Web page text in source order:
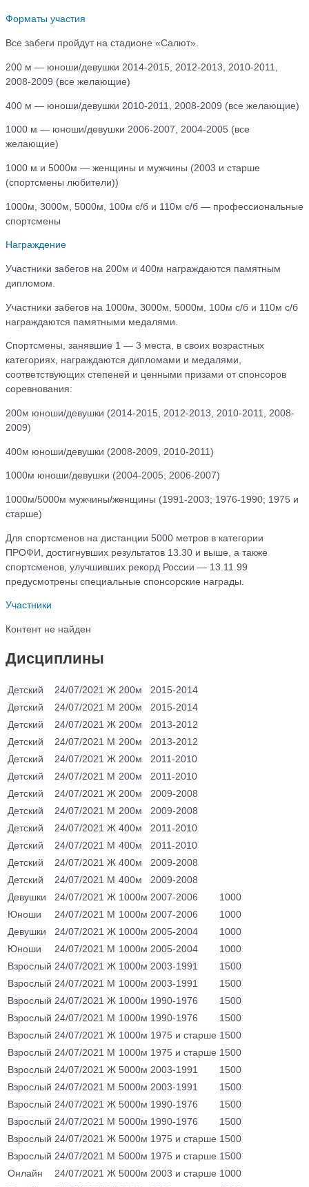
Форматы участия
Все забеги пройдут на стадионе «Салют».
200 м — юноши/девушки 2014-2015, 2012-2013, 2010-2011,
2008-2009 (все желающие)
400 м — юноши/девушки 2010-2011, 2008-2009 (все желающие)
1000 м — юноши/девушки 2006-2007, 2004-2005 (все
желающие)
1000 м и 5000м — женщины и мужчины (2003 и старше
(спортсмены любители))
1000м, 3000м, 5000м, 100м с/б и 110м с/б — профессиональные
спортсмены
Награждение
Участники забегов на 200м и 400м награждаются памятным
дипломом.
Участники забегов на 1000м, 3000м, 5000м, 100м с/б и 110м с/б
награждаются памятными медалями.
Спортсмены, занявшие 1 — 3 места, в своих возрастных
категориях, награждаются дипломами и медалями,
соответствующих степеней и ценными призами от спонсоров
соревнования:
200м юноши/девушки (2014-2015, 2012-2013, 2010-2011, 2008-
2009)
400м юноши/девушки (2008-2009, 2010-2011)
1000м юноши/девушки (2004-2005; 2006-2007)
1000м/5000м мужчины/женщины (1991-2003; 1976-1990; 1975 и
старше)
Для спортсменов на дистанции 5000 метров в категории
ПРОФИ, достигнувших результатов 13.30 и выше, а также
спортсменов, улучшивших рекорд России — 13.11.99
предусмотрены специальные спонсорские награды.
Участники
Контент не найден
Дисциплины
Детский 24/07/2021 Ж 200м
2015-2014
Детский
24/07/2021 М 200м
2015-2014
Детский
24/07/2021 Ж 200м
2013-2012
Детский
24/07/2021 М 200м
2013-2012
Детский
24/07/2021 Ж 200м
2011-2010
Детский
24/07/2021 М 200м
2011-2010
Детский
24/07/2021 Ж 200м
2009-2008
Детский
24/07/2021 М 200м
2009-2008
Детский
24/07/2021 Ж 400м
2011-2010
Детский
24/07/2021 М 400м
2011-2010
Детский
24/07/2021 Ж 400м
2009-2008
Детский
24/07/2021 М 400м
2009-2008
Девушки
24/07/2021 Ж 1000м 2007-2006
1000
Юноши
24/07/2021 М 1000м 2007-2006
1000
Девушки
24/07/2021 Ж 1000м 2005-2004
1000
Юноши
24/07/2021 М 1000м 2005-2004
1000
Взрослый 24/07/2021 Ж 1000м 2003-1991
1500
Взрослый 24/07/2021 М 1000м 2003-1991
1500
Взрослый 24/07/2021 Ж 1000м 1990-1976
1500
Взрослый 24/07/2021 М 1000м 1990-1976
1500
Взрослый 24/07/2021 Ж 1000м 1975 и старше 1500
Взрослый 24/07/2021 М 1000м 1975 и старше 1500
Взрослый 24/07/2021 Ж 5000м 2003-1991
1500
Взрослый 24/07/2021 М 5000м 2003-1991
1500
Взрослый 24/07/2021 Ж 5000м 1990-1976
1500
Взрослый 24/07/2021 М 5000м 1990-1976
1500
Взрослый 24/07/2021 Ж 5000м 1975 и старше 1500
Взрослый 24/07/2021 М 5000м 1975 и старше 1500
Онлайн
24/07/2021 Ж 5000м 2003 и старше 1000